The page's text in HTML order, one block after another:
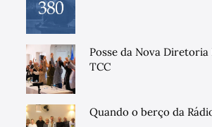
Posse da Nova
TCC
Quando o berço da